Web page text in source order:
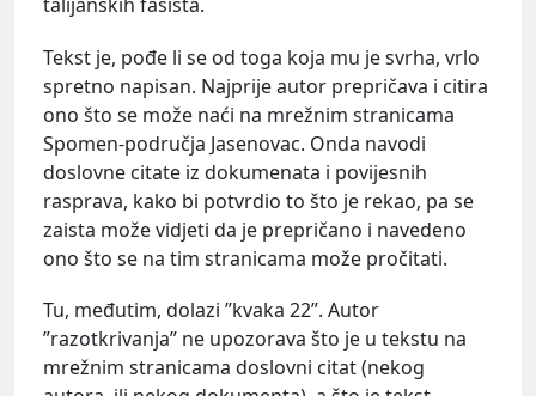
talijanskih fašista.
Tekst je, pođe li se od toga koja mu je svrha, vrlo
spretno napisan. Najprije autor prepričava i citira
ono što se može naći na mrežnim stranicama
Spomen-područja Jasenovac. Onda navodi
doslovne citate iz dokumenata i povijesnih
rasprava, kako bi potvrdio to što je rekao, pa se
zaista može vidjeti da je prepričano i navedeno
ono što se na tim stranicama može pročitati.
Tu, međutim, dolazi ”kvaka 22”. Autor
”razotkrivanja” ne upozorava što je u tekstu na
mrežnim stranicama doslovni citat (nekog